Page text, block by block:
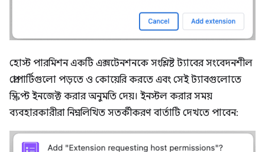
হোস্ট পারমিশন একটি এক্সটেনশনকে সংশ্লিষ্ট ট্যাবের সংবেদনশীল
প্রোপার্টিগুলো পড়তে ও কোয়েরি করতে এবং সেই ট্যাবগুলোতে
স্ক্রিপ্ট ইনজেক্ট করার অনুমতি দেয়। ইনস্টল করার সময়
ব্যবহারকারীরা নিম্নলিখিত সতর্কীকরণ বার্তাটি দেখতে পাবেন: